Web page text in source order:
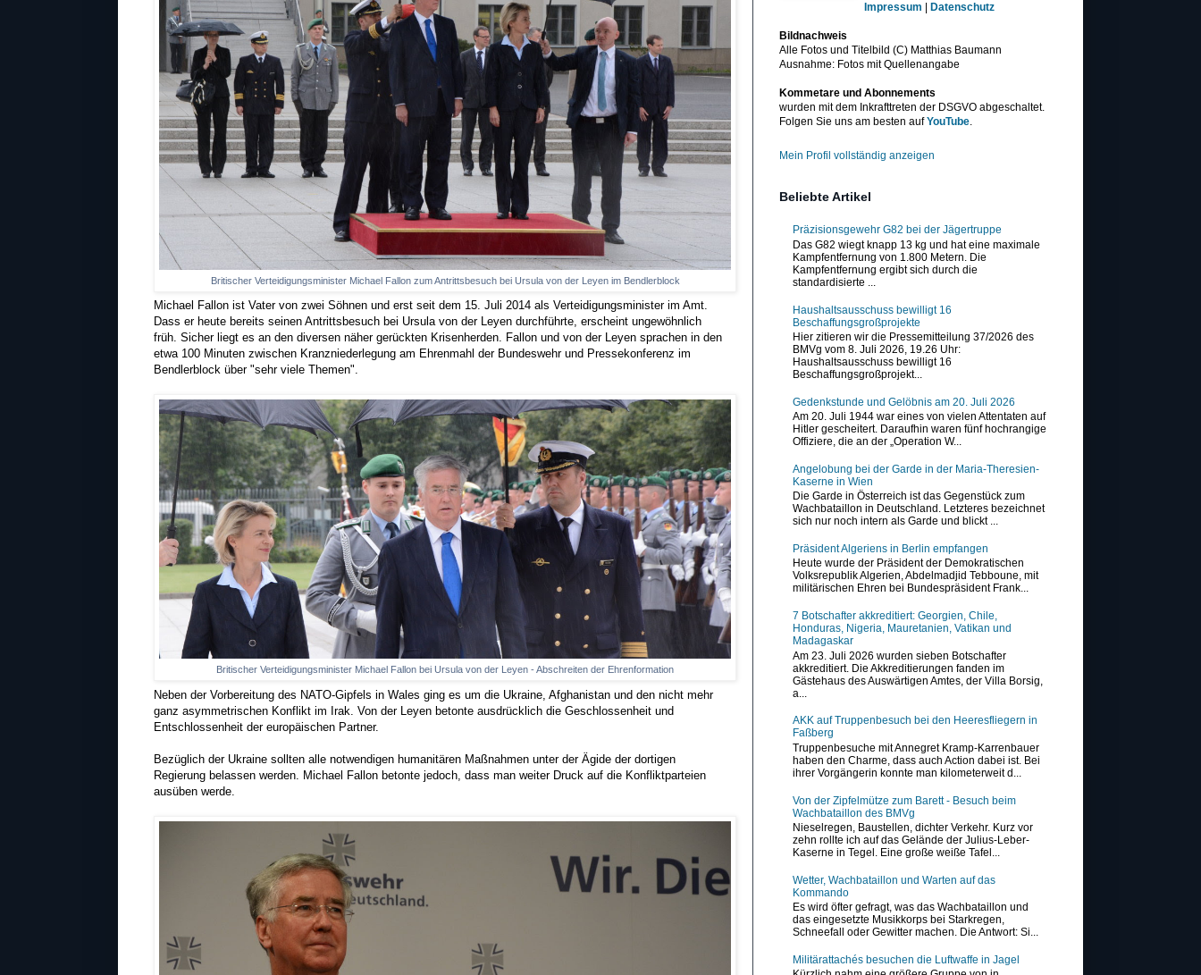
Britischer Verteidigungsminister Michael Fallon zum Antrittsbesuch bei Ursula von der Leyen im Bendlerblock
Michael Fallon ist Vater von zwei Söhnen und erst seit dem 15. Juli 2014 als Verteidigungsminister im Amt.
Dass er heute bereits seinen Antrittsbesuch bei Ursula von der Leyen durchführte, erscheint ungewöhnlich
früh. Sicher liegt es an den diversen näher gerückten Krisenherden. Fallon und von der Leyen sprachen in den
etwa 100 Minuten zwischen Kranzniederlegung am Ehrenmahl der Bundeswehr und Pressekonferenz im
Bendlerblock über "sehr viele Themen".
Britischer Verteidigungsminister Michael Fallon bei Ursula von der Leyen - Abschreiten der Ehrenformation
Neben der Vorbereitung des NATO-Gipfels in Wales ging es um die Ukraine, Afghanistan und den nicht mehr
ganz asymmetrischen Konflikt im Irak. Von der Leyen betonte ausdrücklich die Geschlossenheit und
Entschlossenheit der europäischen Partner.
Bezüglich der Ukraine sollten alle notwendigen humanitären Maßnahmen unter der Ägide der dortigen
Regierung belassen werden. Michael Fallon betonte jedoch, dass man weiter Druck auf die Konfliktparteien
ausüben werde.
Impressum
Datenschutz
Bildnachweis
Alle Fotos und Titelbild (C) Matthias Baumann
Ausnahme: Fotos mit Quellenangabe
Kommetare und Abonnements
wurden mit dem Inkrafttreten der DSGVO abgeschaltet.
Folgen Sie uns am besten aufYouTube.
Mein Profil vollständig anzeigen
Beliebte Artikel
Präzisionsgewehr G82 bei der Jägertruppe
Das G82 wiegt knapp 13 kg und hat eine maximale
Kampfentfernung von 1.800 Metern. Die
Kampfentfernung ergibt sich durch die
standardisierte ...
Haushaltsausschuss bewilligt 16
Beschaffungsgroßprojekte
Hier zitieren wir die Pressemitteilung 37/2026 des
BMVg vom 8. Juli 2026, 19.26 Uhr:
Haushaltsausschuss bewilligt 16
Beschaffungsgroßprojekt...
Gedenkstunde und Gelöbnis am 20. Juli 2026
Am 20. Juli 1944 war eines von vielen Attentaten auf
Hitler gescheitert. Daraufhin waren fünf hochrangige
Offiziere, die an der „Operation W...
Angelobung bei der Garde in der Maria-Theresien-
Kaserne in Wien
Die Garde in Österreich ist das Gegenstück zum
Wachbataillon in Deutschland. Letzteres bezeichnet
sich nur noch intern als Garde und blickt ...
Präsident Algeriens in Berlin empfangen
Heute wurde der Präsident der Demokratischen
Volksrepublik Algerien, Abdelmadjid Tebboune, mit
militärischen Ehren bei Bundespräsident Frank...
7 Botschafter akkreditiert: Georgien, Chile,
Honduras, Nigeria, Mauretanien, Vatikan und
Madagaskar
Am 23. Juli 2026 wurden sieben Botschafter
akkreditiert. Die Akkreditierungen fanden im
Gästehaus des Auswärtigen Amtes, der Villa Borsig,
a...
AKK auf Truppenbesuch bei den Heeresfliegern in
Faßberg
Truppenbesuche mit Annegret Kramp-Karrenbauer
haben den Charme, dass auch Action dabei ist. Bei
ihrer Vorgängerin konnte man kilometerweit d...
Von der Zipfelmütze zum Barett - Besuch beim
Wachbataillon des BMVg
Nieselregen, Baustellen, dichter Verkehr. Kurz vor
zehn rollte ich auf das Gelände der Julius-Leber-
Kaserne in Tegel. Eine große weiße Tafel...
Wetter, Wachbataillon und Warten auf das
Kommando
Es wird öfter gefragt, was das Wachbataillon und
das eingesetzte Musikkorps bei Starkregen,
Schneefall oder Gewitter machen. Die Antwort: Si...
Militärattachés besuchen die Luftwaffe in Jagel